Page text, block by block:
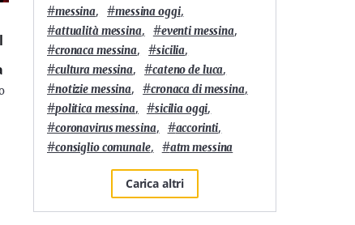
#messina, #messina oggi,
#attualità messina, #eventi messina,
#cronaca messina, #sicilia,
#cultura messina, #cateno de luca,
#notizie messina, #cronaca di messina,
#politica messina, #sicilia oggi,
#coronavirus messina, #accorinti,
#consiglio comunale, #atm messina
Carica altri